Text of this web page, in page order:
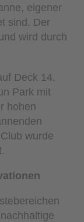
eigener
sind. Der
wird durch
Deck 14.
Park mit
hohen
wurde